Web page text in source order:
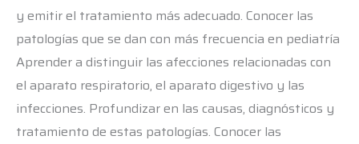
y emitir el tratamiento más adecuado. Conocer las
patologías que se dan con más frecuencia en pediatría
Aprender a distinguir las afecciones relacionadas con
el aparato respiratorio, el aparato digestivo y las
infecciones. Profundizar en las causas, diagnósticos y
tratamiento de estas patologías. Conocer las